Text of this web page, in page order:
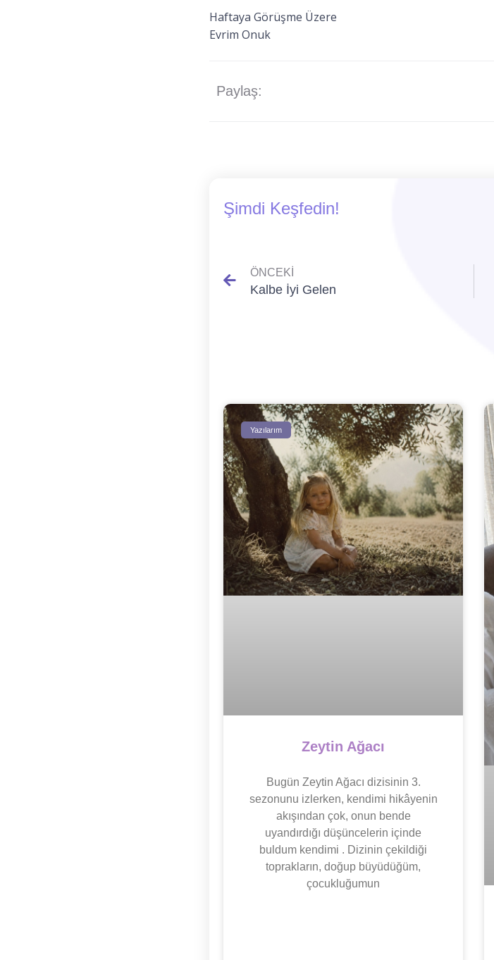
Haftaya Görüşme Üzere
Evrim Onuk
Paylaş:
Şimdi Keşfedin!
ÖNCEKI
Kalbe İyi Gelen
Yazılarım
Zeytin Ağacı
Bugün Zeytin Ağacı dizisinin 3.
sezonunu izlerken, kendimi hikâyenin
akışından çok, onun bende
uyandırdığı düşüncelerin içinde
buldum kendimi . Dizinin çekildiği
toprakların, doğup büyüdüğüm,
çocukluğumun